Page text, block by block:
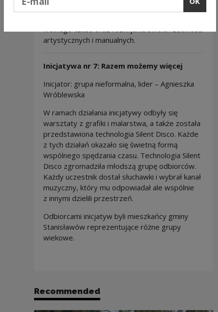
oraz przedmiot wykonany techniką decoupage.
artystycznych i manualnych.
Inicjatywa nr 7: Razem możemy więcej
Inicjator: grupa nieformalna, lider – Agnieszka
Wróblewska
W ramach działania inicjatywy odbyły się
warsztaty z grafiki i malarstwa, a także została
przedstawiona technologia Silent Disco. Każde
z tych działań okazało się świetną formą
wspólnego spędzania czasu. Technologia Silent
Disco zgromadziła młodszą grupę odbiorców.
Każdy uczestnik dostał słuchawki i wybrał kanał
muzyczny, który mu odpowiadał ale wspólnie
z innymi dzielili przestrzeń.
Odbiorcami inicjatyw byli mieszkańcy gminy
Stanisławów reprezentujące różne grupy
wiekowe.
Recommended